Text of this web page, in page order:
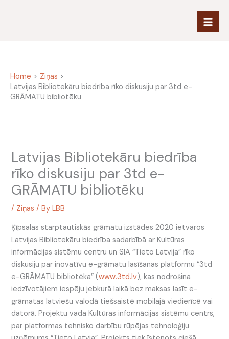
Home
Ziņas
Latvijas Bibliotekāru biedrība rīko diskusiju par 3td e-
GRĀMATU bibliotēku
Latvijas Bibliotekāru biedrība
rīko diskusiju par 3td e-
GRĀMATU bibliotēku
/ Ziņas / ByLBB
Ķīpsalas starptautiskās grāmatu izstādes 2020 ietvaros
Latvijas Bibliotekāru biedrība sadarbībā ar Kultūras
informācijas sistēmu centru un SIA “Tieto Latvija” rīko
diskusiju par inovatīvu e-grāmatu lasīšanas platformu “3td
e-GRĀMATU bibliotēka” (www.3td.lv), kas nodrošina
iedzīvotājiem iespēju jebkurā laikā bez maksas lasīt e-
grāmatas latviešu valodā tiešsaistē mobilajā viedierīcē vai
datorā. Projektu vada Kultūras informācijas sistēmu centrs,
par platformas tehnisko darbību rūpējas tehnoloģiju